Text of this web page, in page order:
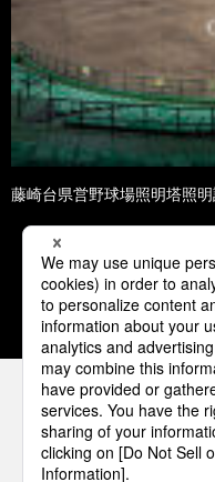
藤崎台県営野球場照明塔照
1 2
パナソニックの